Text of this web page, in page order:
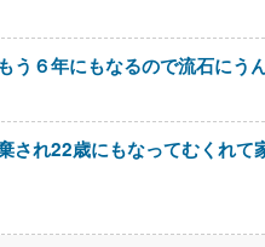
う６年にもなるので流石にう
され22歳にもなってむくれ